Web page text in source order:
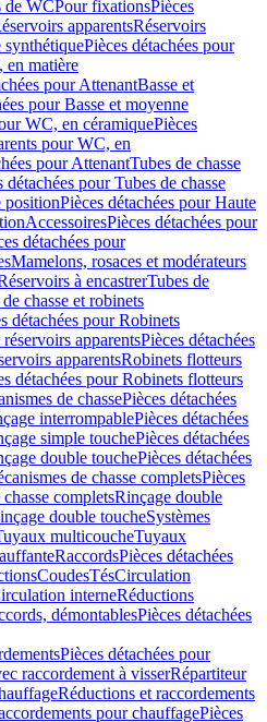
de WCPour fixationsPièces
apparentsRéservoirs
synthétiquePièces détachées pour
en matière
pour AttenantBasse et
pour Basse et moyenne
WC, en céramiquePièces
pour WC, en
pour AttenantTubes de chasse
détachées pour Tubes de chasse
positionPièces détachées pour Haute
AccessoiresPièces détachées pour
détachées pour
Mamelons, rosaces et modérateurs
à encastrerTubes de
chasse et robinets
détachées pour Robinets
apparentsPièces détachées
apparentsRobinets flotteurs
détachées pour Robinets flotteurs
de chassePièces détachées
interrompablePièces détachées
simple touchePièces détachées
double touchePièces détachées
de chasse completsPièces
completsRinçage double
double toucheSystèmes
multicoucheTuyaux
RaccordsPièces détachées
CoudesTésCirculation
interneRéductions
démontablesPièces détachées
Pièces détachées pour
raccordement à visserRépartiteur
Réductions et raccordements
pour chauffagePièces